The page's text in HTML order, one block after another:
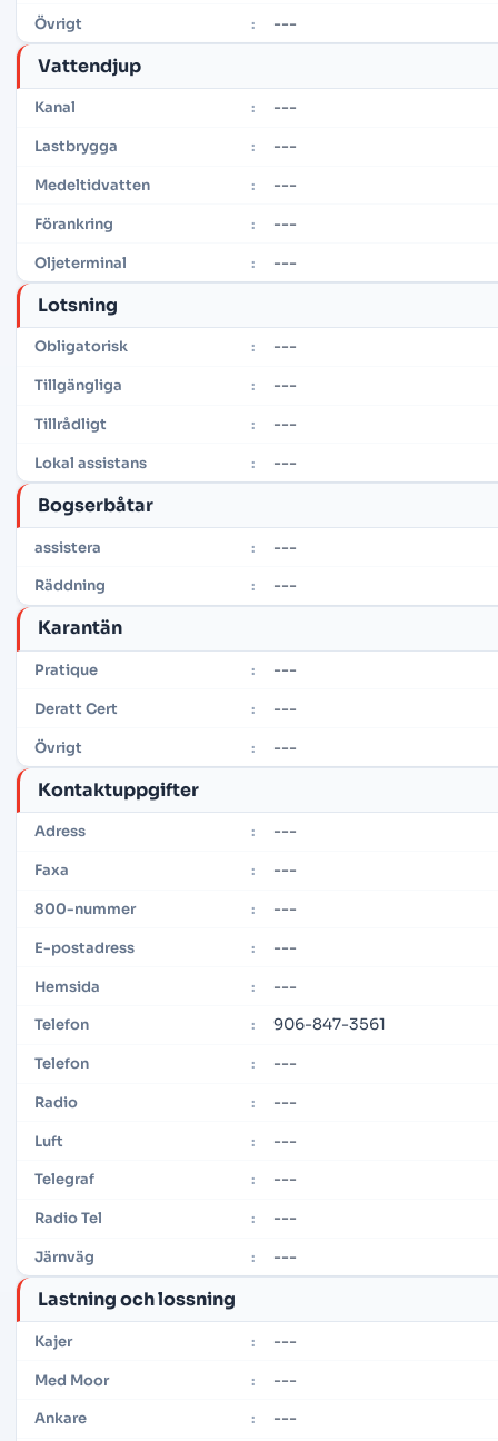
Övrigt : ---
Vattendjup
Kanal : ---
Lastbrygga : ---
Medeltidvatten : ---
Förankring : ---
Oljeterminal : ---
Lotsning
Obligatorisk : ---
Tillgängliga : ---
Tillrådligt : ---
Lokal assistans : ---
Bogserbåtar
assistera : ---
Räddning : ---
Karantän
Pratique : ---
Deratt Cert : ---
Övrigt : ---
Kontaktuppgifter
Adress : ---
Faxa : ---
800-nummer : ---
E-postadress : ---
Hemsida : ---
Telefon : 906-847-3561
Telefon : ---
Radio : ---
Luft : ---
Telegraf : ---
Radio Tel : ---
Järnväg : ---
Lastning och lossning
Kajer : ---
Med Moor : ---
Ankare : ---